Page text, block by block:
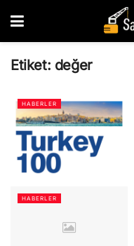
Etiket: değer
HABERLER
HABERLER